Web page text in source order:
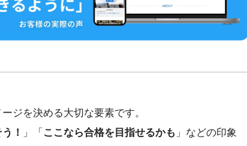
ジを決める大切な要素です。
！ 」「 ここなら合格を目指せるかも 」などの印象